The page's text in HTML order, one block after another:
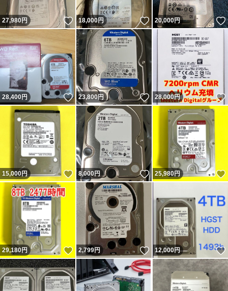
27,980円 いいね！
18,000円 いいね！
20,000円
28,400円 いいね！
23,800円 いいね！
28,000円
15,000円 いいね！
8,000円 いいね！
25,980円
29,180円 いいね！
2,799円 いいね！
12,000円